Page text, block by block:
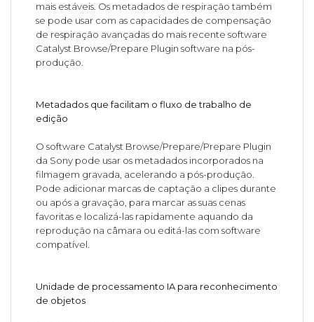
mais estáveis. Os metadados de respiração também
se pode usar com as capacidades de compensação
de respiração avançadas do mais recente software
Catalyst Browse/Prepare Plugin software na pós-
produção.
Metadados que facilitam o fluxo de trabalho de
edição
O software Catalyst Browse/Prepare/Prepare Plugin
da Sony pode usar os metadados incorporados na
filmagem gravada, acelerando a pós-produção.
Pode adicionar marcas de captação a clipes durante
ou após a gravação, para marcar as suas cenas
favoritas e localizá-las rapidamente aquando da
reprodução na câmara ou editá-las com software
compatível.
Unidade de processamento IA para reconhecimento
de objetos